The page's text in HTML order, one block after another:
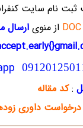
ثبت نام سایت
DOC از منوی ارسال
whatsapp
:کد مقاله
درخواست داوری